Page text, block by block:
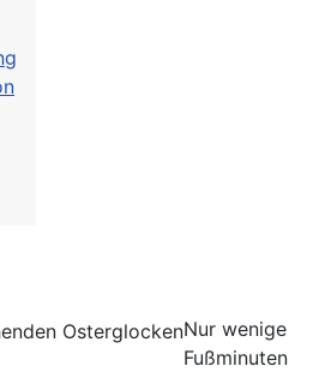
Nur wenige
Fußminuten